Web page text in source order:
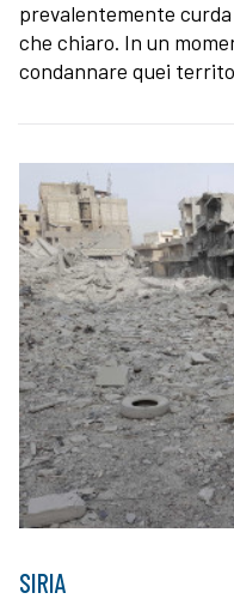
prevalentemente
che chiaro. In un
condannare quei
SIRIA